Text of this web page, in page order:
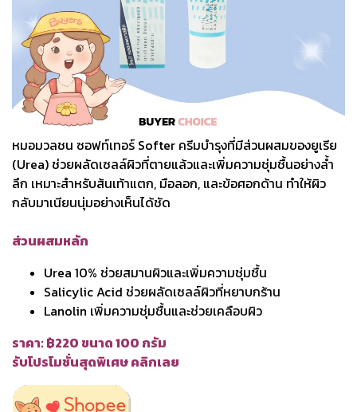
หมอมวลชน ซอฟท์เทอร์ Softer ครีมบำรุงที่มีส่วนผสมของยูเรีย
(Urea) ช่วยผลัดเซลล์ผิวที่ตายแล้วและเพิ่มความชุ่มชื้นอย่างล้ำ
ลึก เหมาะสำหรับส้นเท้าแตก, มือลอก, และข้อศอกด้าน ทำให้ผิว
กลับมาเนียนนุ่มอย่างเห็นได้ชัด
ส่วนผสมหลัก
Urea 10% ช่วยสมานผิวและเพิ่มความชุ่มชื้น
Salicylic Acid ช่วยผลัดเซลล์ผิวที่หยาบกร้าน
Lanolin เพิ่มความชุ่มชื้นและช่วยเคลือบผิว
ราคา: ฿220 ขนาด 100 กรัม
รับโปรโมชั่นสุดพิเศษ คลิกเลย